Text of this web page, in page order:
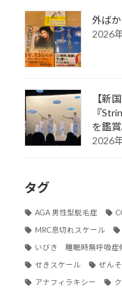
外ば
2026
【新
『
を鑑賞
2026
タグ
AGA 男性型脱毛症
MRC息切れスケール
いびき 睡眠時無呼吸症
せきスケール ぜん
アナフィラキシー